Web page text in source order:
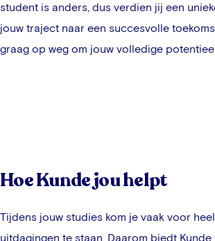
student is anders, dus verdien jij een
jouw traject naar een succesvolle
graag op weg om jouw volledige
Hoe Kunde jou helpt
Tijdens jouw studies kom je vaak voor
uitdagingen te staan. Daarom biedt